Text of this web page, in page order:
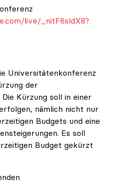
live/_nitF6sldX8?
Universitätenkonferenz
der
Kürzung soll in einer
nämlich nicht nur
Budgets und eine
Es soll
Budget gekürzt